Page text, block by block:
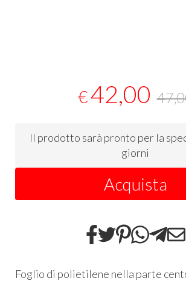
€42,00
Il prodotto sarà pronto per la
giorni
Acquista
Foglio di polietilene nella parte